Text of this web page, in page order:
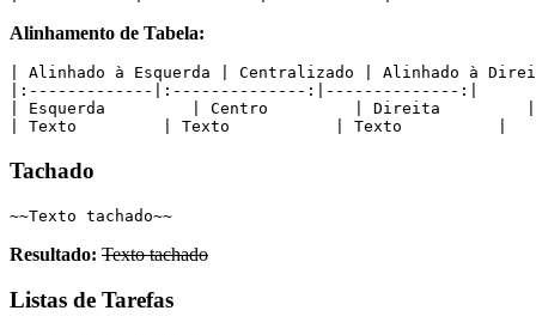
Alinhamento de Tabela:
| Alinhado à Esquerda | Centralizado | Alinhado à
|:-------------|:--------------:|--------------:|
| Esquerda         | Centro         | Direita         |
| Texto         | Texto           | Texto          |
Tachado
~~Texto tachado~~
Resultado: Texto tachado
Listas de Tarefas